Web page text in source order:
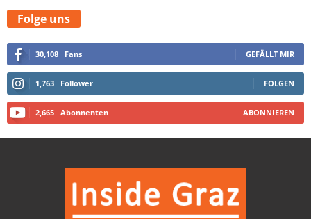
1,763 Follower
2,665 Abonnenten ABONNIEREN